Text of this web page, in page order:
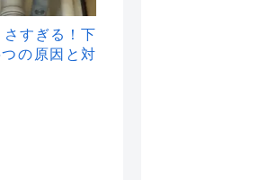
すぎる！下
の原因と対